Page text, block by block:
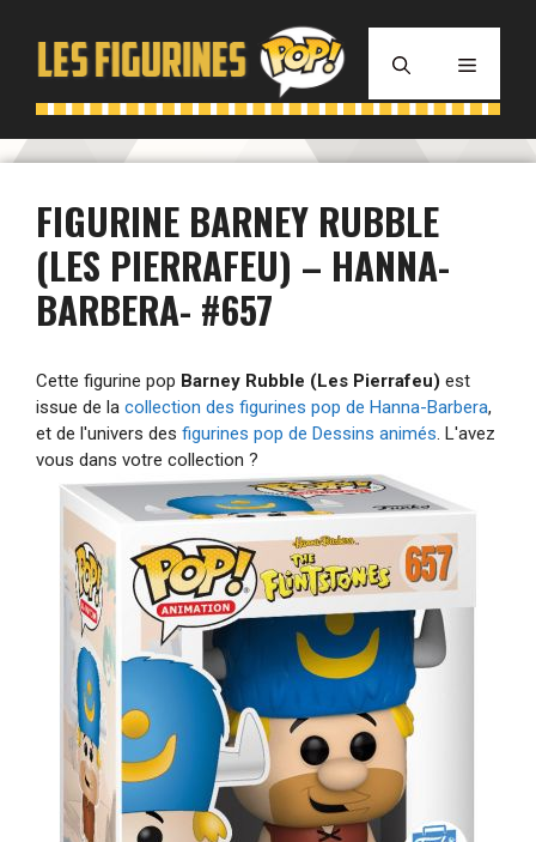
contenu
MENU
FIGURINE BARNEY RUBBLE
(LES PIERRAFEU) – HANNA-
BARBERA- #657
Cette figurine pop Barney Rubble (Les Pierrafeu) est
issue de la collection des figurines pop de Hanna-Barbera,
et de l'univers des figurines pop de Dessins animés. L'avez
vous dans votre collection ?